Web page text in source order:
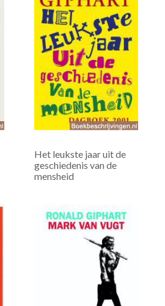
Het leukste jaar uit de
geschiedenis van de
mensheid